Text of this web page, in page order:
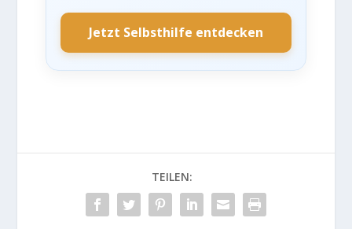
Jetzt Selbsthilfe entdecken
TEILEN: